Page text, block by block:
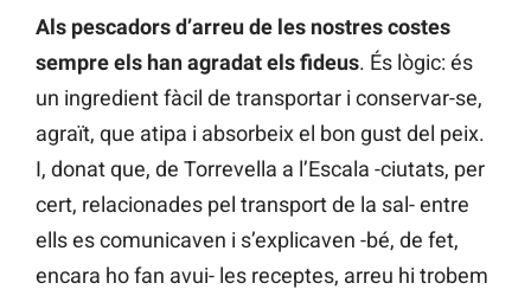
Als pescadors d’arreu de les nostres costes
sempre els han agradat els fideus. És lògic: és
un ingredient fàcil de transportar i conservar-se,
agraït, que atipa i absorbeix el bon gust del peix.
I, donat que, de Torrevella a l’Escala -ciutats, per
cert, relacionades pel transport de la sal- entre
ells es comunicaven i s’explicaven -bé, de fet,
encara ho fan avui- les receptes, arreu hi trobem